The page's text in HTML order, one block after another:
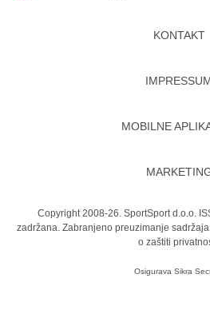
KONTAKT
MOBILNE
Copyright 2008-26. SportSport d.o.o.
zadržana. Zabranjeno preuzimanje
o zaštiti
Osigurava Sikra